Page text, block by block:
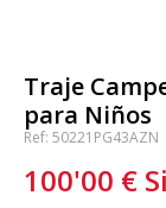
Traje
para Niños
Ref: 50221PG43AZN
100'00 €